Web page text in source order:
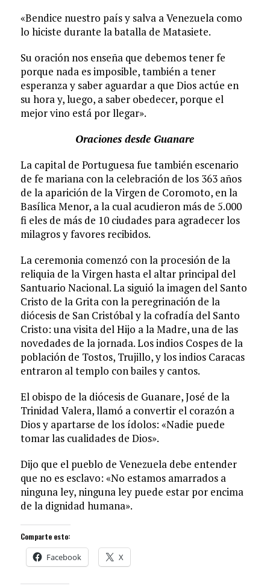
«Bendice nuestro país y salva a Venezuela como
lo hiciste durante la batalla de Matasiete.
Su oración nos enseña que debemos tener fe
porque nada es imposible, también a tener
esperanza y saber aguardar a que Dios actúe en
su hora y, luego, a saber obedecer, porque el
mejor vino está por llegar».
Oraciones desde Guanare
La capital de Portuguesa fue también escenario
de fe mariana con la celebración de los 363 años
de la aparición de la Virgen de Coromoto, en la
Basílica Menor, a la cual acudieron más de 5.000
fi eles de más de 10 ciudades para agradecer los
milagros y favores recibidos.
La ceremonia comenzó con la procesión de la
reliquia de la Virgen hasta el altar principal del
Santuario Nacional. La siguió la imagen del Santo
Cristo de la Grita con la peregrinación de la
diócesis de San Cristóbal y la cofradía del Santo
Cristo: una visita del Hijo a la Madre, una de las
novedades de la jornada. Los indios Cospes de la
población de Tostos, Trujillo, y los indios Caracas
entraron al templo con bailes y cantos.
El obispo de la diócesis de Guanare, José de la
Trinidad Valera, llamó a convertir el corazón a
Dios y apartarse de los ídolos: «Nadie puede
tomar las cualidades de Dios».
Dijo que el pueblo de Venezuela debe entender
que no es esclavo: «No estamos amarrados a
ninguna ley, ninguna ley puede estar por encima
de la dignidad humana».
Comparte esto:
Facebook X